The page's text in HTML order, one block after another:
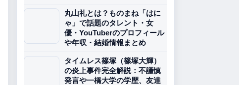
丸山礼とは？ものまね「はに
ゃ」で話題のタレント・女
優・YouTuberのプロフィール
や年収・結婚情報まとめ
タイムレス篠塚（篠塚大輝）
の炎上事件完全解説：不謹慎
発言や一橋大学の学歴、友達